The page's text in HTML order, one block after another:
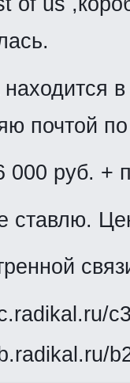
находится
почтой
000 руб. +
ставлю.